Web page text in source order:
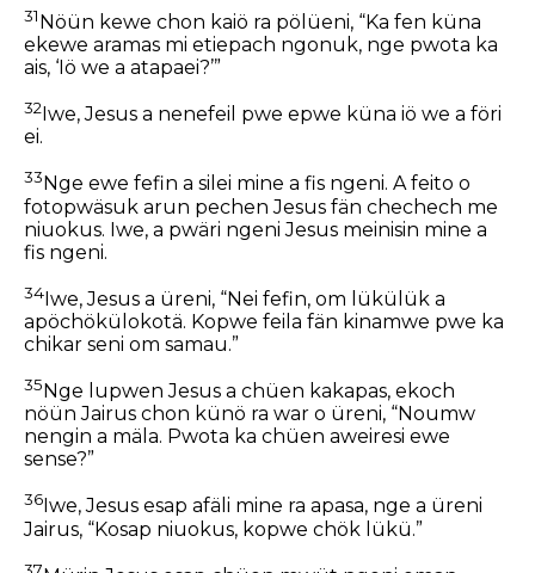
31Nöün kewe chon kaiö ra pölüeni, “Ka fen küna
ekewe aramas mi etiepach ngonuk, nge pwota ka
ais, ‘Iö we a atapaei?’”
32 Iwe, Jesus a nenefeil pwe epwe küna iö we a föri
ei.
33 Nge ewe fefin a silei mine a fis ngeni. A feito o
fotopwäsuk arun pechen Jesus fän chechech me
niuokus. Iwe, a pwäri ngeni Jesus meinisin mine a
fis ngeni.
34Iwe, Jesus a üreni, “Nei fefin, om lükülük a
apöchökülokotä. Kopwe feila fän kinamwe pwe ka
chikar seni om samau.”
35 Nge lupwen Jesus a chüen kakapas, ekoch
nöün Jairus chon künö ra war o üreni, “Noumw
nengin a mäla. Pwota ka chüen aweiresi ewe
sense?”
36 Iwe, Jesus esap afäli mine ra apasa, nge a üreni
Jairus, “Kosap niuokus, kopwe chök lükü.”
37